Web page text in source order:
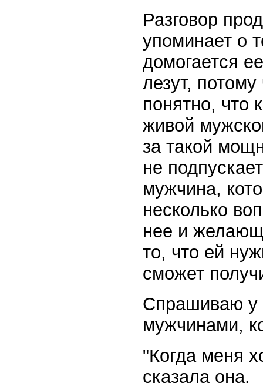
Разговор
упоминает о
домогается
лезут,
понятно, что
живой
за такой
не
мужчина,
несколько
нее и
то, что ей
сможет
Спрашиваю у
мужчинами,
"Когда меня
сказала она.